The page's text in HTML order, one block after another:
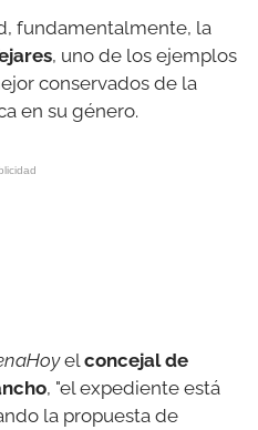
fundamentalmente, la
, uno de los ejemplos
conservados de la
en su género.
el concejal de
, "el expediente está
la propuesta de